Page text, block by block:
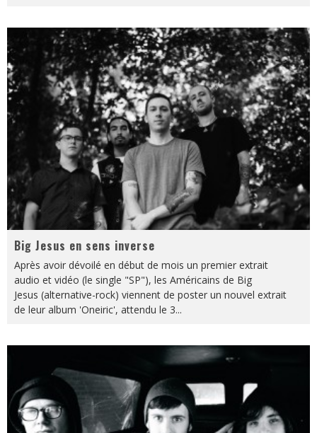
Big Jesus en sens inverse
Après avoir dévoilé en début de mois un premier extrait
audio et vidéo (le single "SP"), les Américains de Big
Jesus (alternative-rock) viennent de poster un nouvel extrait
de leur album 'Oneiric', attendu le 3...